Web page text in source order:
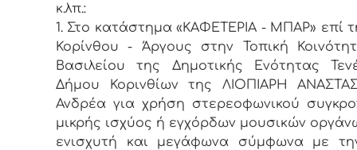
κ.λπ.:
1. Στο κατάστημα «ΚΑΦΕΤΕΡΙΑ - ΜΠΑΡ» επί
Κορίνθου - Άργους στην Τοπική
Βασιλείου της Δημοτικής Ενότητας
Δήμου Κορινθίων της ΛΙΟΠΙΑΡΗ
Ανδρέα για χρήση στερεοφωνικού
μικρής ισχύος ή εγχόρδων μουσικών
ενισχυτή και μεγάφωνα σύμφωνα με